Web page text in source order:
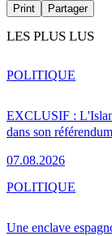
Print Partager
LES PLUS LUS
EXCLUSIF :
dans son
07.08.2026
POLITIQUE
Une enclave
POLITIQUE